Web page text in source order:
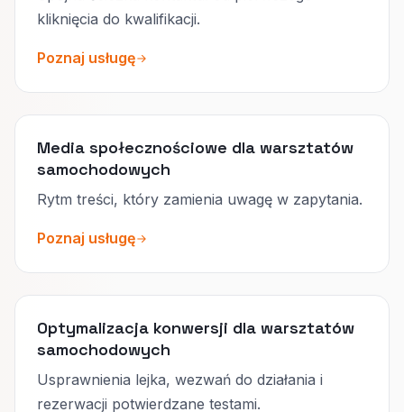
kliknięcia do kwalifikacji.
Poznaj usługę
Media społecznościowe dla warsztatów
samochodowych
Rytm treści, który zamienia uwagę w zapytania.
Poznaj usługę
Optymalizacja konwersji dla warsztatów
samochodowych
Usprawnienia lejka, wezwań do działania i
rezerwacji potwierdzane testami.